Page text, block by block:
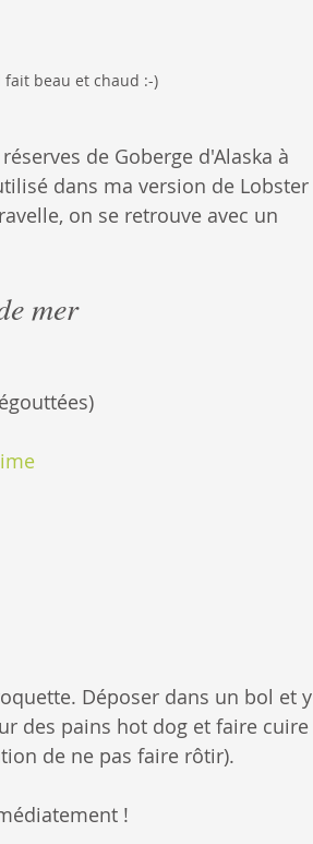
beau et chaud :-)
de Goberge d'Alaska à
dans ma version de Lobster
on se retrouve avec un
mer
Déposer dans un bol et y
des pains hot dog et faire cuire
de ne pas faire rôtir).
!